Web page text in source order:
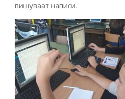
пишуваат написи.